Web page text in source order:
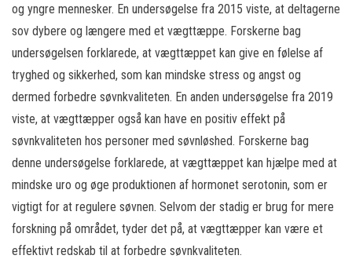
og yngre mennesker. En undersøgelse fra 2015 viste, at deltagerne
sov dybere og længere med et vægttæppe. Forskerne bag
undersøgelsen forklarede, at vægttæppet kan give en følelse af
tryghed og sikkerhed, som kan mindske stress og angst og
dermed forbedre søvnkvaliteten. En anden undersøgelse fra 2019
viste, at vægttæpper også kan have en positiv effekt på
søvnkvaliteten hos personer med søvnløshed. Forskerne bag
denne undersøgelse forklarede, at vægttæppet kan hjælpe med at
mindske uro og øge produktionen af hormonet serotonin, som er
vigtigt for at regulere søvnen. Selvom der stadig er brug for mere
forskning på området, tyder det på, at vægttæpper kan være et
effektivt redskab til at forbedre søvnkvaliteten.